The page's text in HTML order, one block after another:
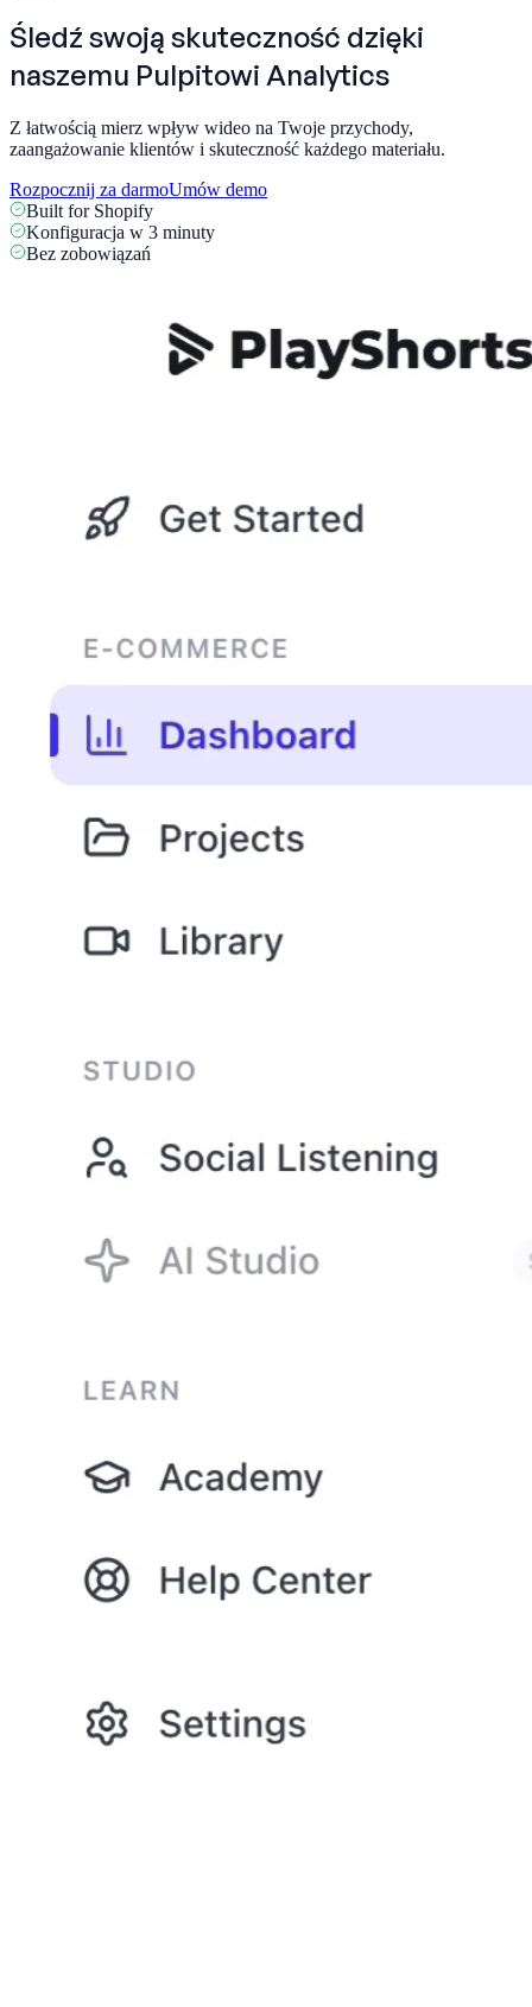
Śledź swoją skuteczność dzięki
naszemu Pulpitowi Analytics
Z łatwością mierz wpływ wideo na Twoje przychody,
zaangażowanie klientów i skuteczność każdego materiału.
Rozpocznij za darmoUmów demo
Built for Shopify
Konfiguracja w 3 minuty
Bez zobowiązań